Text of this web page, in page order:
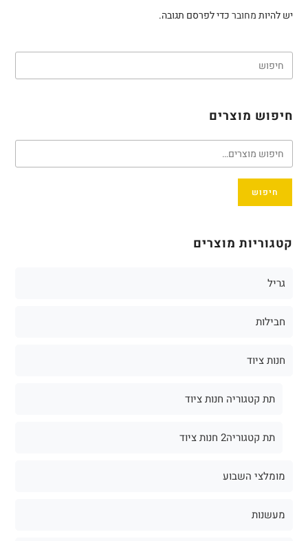
יש להיותמחוברכדי לפרסם תגובה.
חיפוש מוצרים
חיפוש
קטגוריות מוצרים
גריל
חבילות
חנות ציוד
תת קטגוריה חנות ציוד
תת קטגוריה2 חנות ציוד
מומלצי השבוע
מעשנות